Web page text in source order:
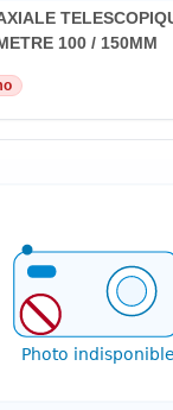
100 / 150MM